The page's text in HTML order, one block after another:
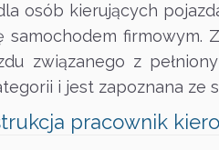
osób kierujących
samochodem
związanego z
i jest zapoznana ze
pracownik